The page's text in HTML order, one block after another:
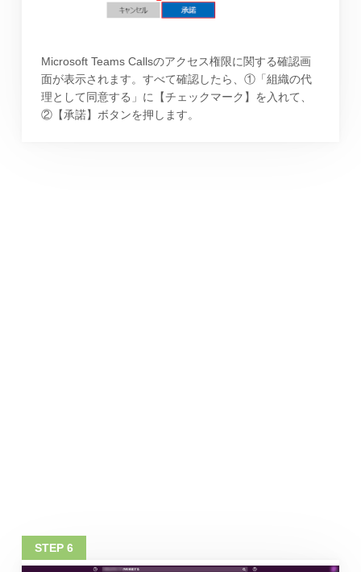
Microsoft Teams Callsのアクセス権限に関する確認画
面が表示されます。すべて確認したら、①「組織の代
理として同意する」に【チェックマーク】を入れて、
②【承諾】ボタンを押します。